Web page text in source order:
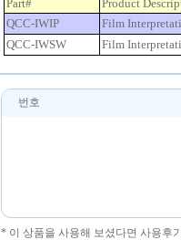
Part#
Product
QCC-IWIP
Film
QCC-IWSW
Film
번호
* 이 상품을 사용해 보셨다면 사용후